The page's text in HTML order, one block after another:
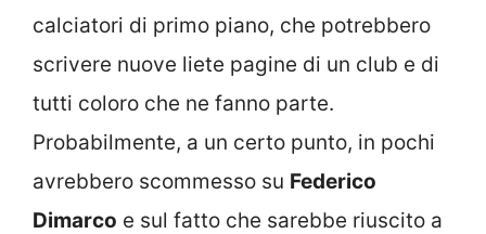
calciatori di primo piano, che potrebbero
scrivere nuove liete pagine di un club e di
tutti coloro che ne fanno parte.
Probabilmente, a un certo punto, in pochi
avrebbero scommesso su Federico
Dimarco e sul fatto che sarebbe riuscito a